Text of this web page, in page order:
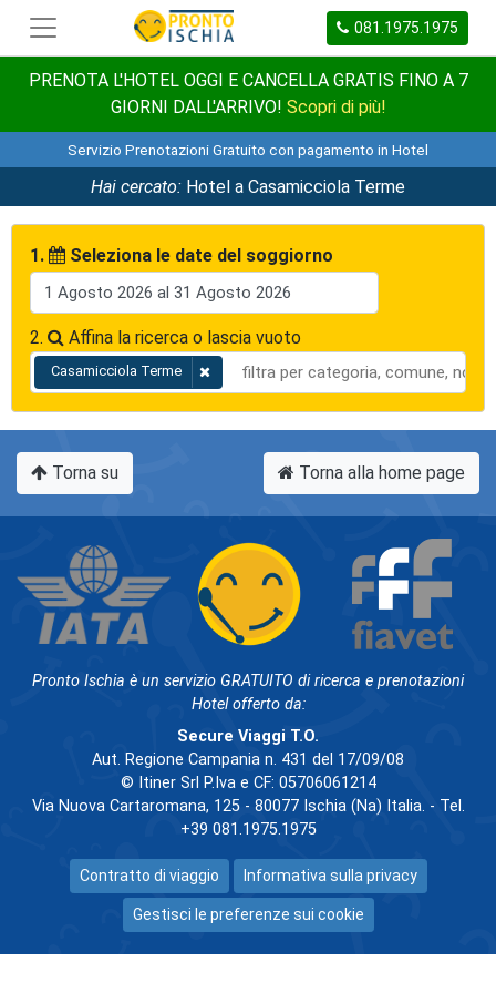
081.1975.1975
PRENOTA L'HOTEL OGGI E CANCELLA GRATIS FINO A 7
GIORNI DALL'ARRIVO! Scopri di più!
Servizio Prenotazioni Gratuito con pagamento in Hotel
Hai cercato: Hotel a Casamicciola Terme
1. Seleziona le date del soggiorno
2. Affina la ricerca o lascia vuoto
Casamicciola Terme
Torna su Torna alla home page
Pronto Ischia è un servizio GRATUITO di ricerca e prenotazioni
Hotel offerto da:
Secure Viaggi T.O.
Aut. Regione Campania n. 431 del 17/09/08
© Itiner Srl P.Iva e CF: 05706061214
Via Nuova Cartaromana, 125 - 80077 Ischia (Na) Italia. - Tel.
+39 081.1975.1975
Contratto di viaggio Informativa sulla privacy
Gestisci le preferenze sui cookie